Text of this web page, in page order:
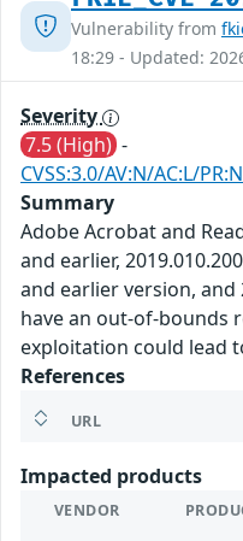
Vulnerability from
18:29 - Updated:
Severity
7.5 (High) -
CVSS:3.0/AV:N/AC:L/
Summary
Adobe Acrobat and
and earlier,
and earlier version, and
have an out-of-bounds
exploitation could lead
References
URL
Impacted products
VENDOR